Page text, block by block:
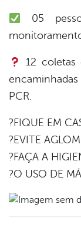
05
12 coletas
PCR.
?FIQUE EM
?EVITE
?FAÇA A
?O USO DE